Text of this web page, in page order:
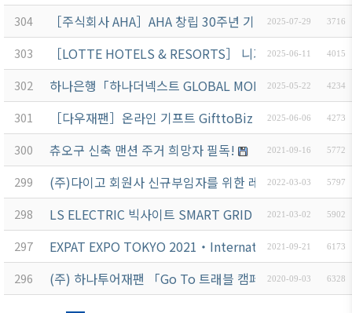
304 ［주식회사 AHA］AHA 창립 30주년 기념 전자칠판 특별
2025-07-29 3716
303 ［LOTTE HOTELS & RESORTS］ 니가타현 품격, 롯
2025-06-11 4015
302 하나은행「하나더넥스트 GLOBAL MONEY SHOW」
2025-05-22 4234
301 ［다우재팬］온라인 기프트 GifttoBiz 및 SNS이벤트
2025-06-06 4273
300 츄오구 신축 맨션 주거 희망자 필독! 2021-09-16 5772
299 (주)다이고 회원사 신규부임자를 위한 레지던스 특별할인
2022-03-03 5797
298 LS ELECTRIC 빅사이트 SMART GRID EXPO 출전
2021-03-02 5902
297 EXPAT EXPO TOKYO 2021・International Job Fair -
2021-09-21 6173
296 (주) 하나투어재팬 「Go To 트래블 캠페인 X 하나투어
2020-09-03 6328